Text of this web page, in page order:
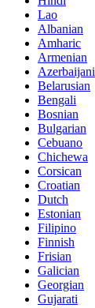
Lao
Albanian
Amharic
Armenian
Azerbaijani
Belarusian
Bengali
Bosnian
Bulgarian
Cebuano
Chichewa
Corsican
Croatian
Dutch
Estonian
Filipino
Finnish
Frisian
Galician
Georgian
Gujarati